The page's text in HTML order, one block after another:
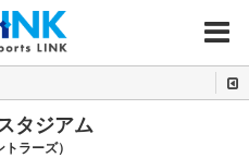
MENU
タジアム
トラーズ）